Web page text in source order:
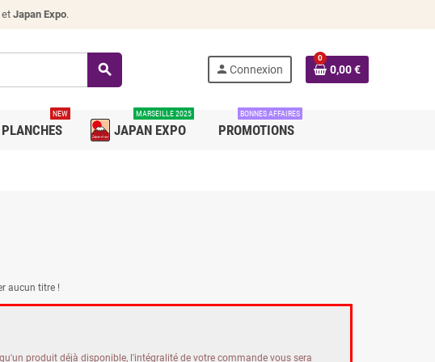
Japan Expo.
search person Connexion
0
0,00 €
NEW
JAPAN EXPO
MARSEILLE 2025
PROMOTIONS
BONNES AFFAIRES
aucun titre !
produit déjà disponible, l'intégralité de votre commande vous sera